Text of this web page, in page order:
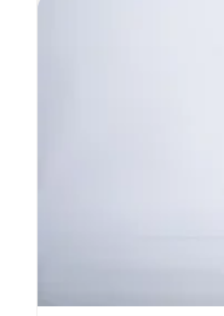
Pulverizador de
protegido de
Envasado en
introducción en